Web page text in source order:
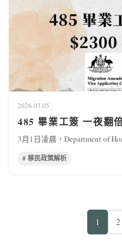
2026.03.05
485 畢業工簽 一夜翻
3月1日凌晨，Department of
# 移民政策解析
1 2